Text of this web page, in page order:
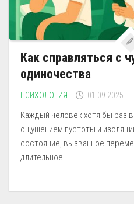
Как справляться с
одиночества
ПСИХОЛОГИЯ 01.09.2025
Каждый человек хотя бы раз
ощущением пустоты и
состояние, вызванное
длительное...